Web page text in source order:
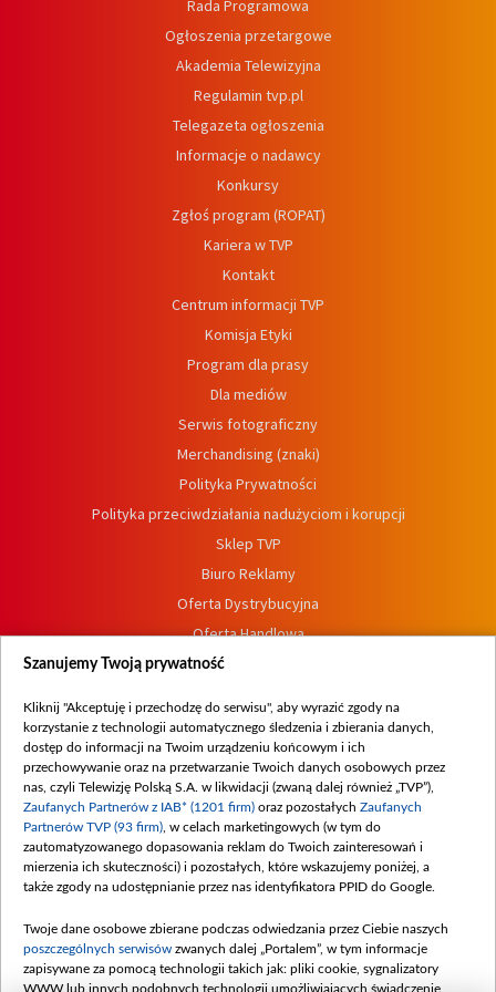
Rada Programowa
Ogłoszenia przetargowe
Akademia Telewizyjna
Regulamin tvp.pl
Telegazeta ogłoszenia
Informacje o nadawcy
Konkursy
Zgłoś program (ROPAT)
Kariera w TVP
Kontakt
Centrum informacji TVP
Komisja Etyki
Program dla prasy
Dla mediów
Serwis fotograficzny
Merchandising (znaki)
Polityka Prywatności
Polityka przeciwdziałania nadużyciom i korupcji
Sklep TVP
Biuro Reklamy
Oferta Dystrybucyjna
Oferta Handlowa
Dostępność
Procedura zgłoszeń wewnętrznych
Szanujemy Twoją prywatność
Kliknij "Akceptuję i przechodzę do serwisu", aby wyrazić zgody na
korzystanie z technologii automatycznego śledzenia i zbierania danych,
dostęp do informacji na Twoim urządzeniu końcowym i ich
przechowywanie oraz na przetwarzanie Twoich danych osobowych przez
nas, czyli Telewizję Polską S.A. w likwidacji (zwaną dalej również „TVP”),
Zaufanych Partnerów z IAB* (1201 firm) oraz pozostałych Zaufanych
Partnerów TVP (93 firm) , w celach marketingowych (w tym do
zautomatyzowanego dopasowania reklam do Twoich zainteresowań i
mierzenia ich skuteczności) i pozostałych, które wskazujemy poniżej, a
także zgody na udostępnianie przez nas identyfikatora PPID do Google.
Twoje dane osobowe zbierane podczas odwiedzania przez Ciebie naszych
poszczególnych serwisów zwanych dalej „Portalem”, w tym informacje
zapisywane za pomocą technologii takich jak: pliki cookie, sygnalizatory
WWW lub innych podobnych technologii umożliwiających świadczenie